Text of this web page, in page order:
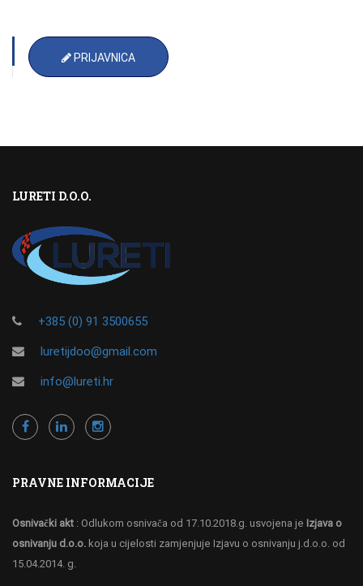
PRIJAVNICA
LURETI D.O.O.
+385 (0) 91 3500655
luretijdoo@gmail.com
info@lureti.hr
PRAVNE INFORMACIJE
Osnivački akt : Odlukom osnivača od 17.10.2018.g. usvojena je Izjava o
osnivanju d.o.o. koja u cijelosti zamjenjuje Izjavu o osnivanju j.d.o.o. od
15.04.2014. g.